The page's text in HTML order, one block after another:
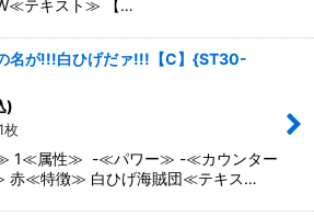
テキスト≫ 【…
名が!!!白ひげだァ!!!【C】{ST30-
)
枚
1≪属性≫ -≪パワー≫ -≪カウンター
≪特徴≫ 白ひげ海賊団≪テキス…